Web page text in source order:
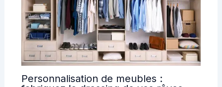
Personnalisation de meubles :